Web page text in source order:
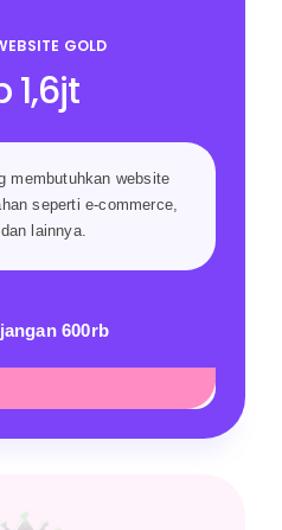
GOLD
1,6jt
membutuhkan website
seperti e-commerce,
lainnya.
600rb